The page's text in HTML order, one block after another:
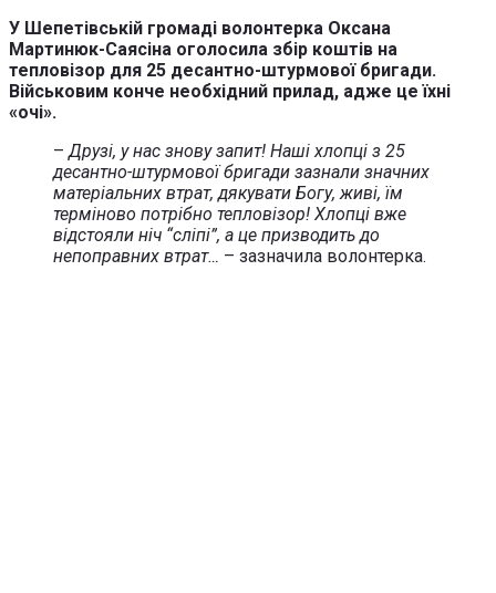
У Шепетівській громаді волонтерка Оксана
Мартинюк-Саясіна оголосила збір коштів на
тепловізор для 25 десантно-штурмової бригади.
Військовим конче необхідний прилад, адже це їхні
«очі».
–Друзі, у нас знову запит! Наші хлопці з 25
десантно-штурмової бригади зазнали значних
матеріальних втрат, дякувати Богу, живі, їм
терміново потрібно тепловізор! Хлопці вже
відстояли ніч “сліпі”, а це призводить до
непоправних втрат… – зазначила волонтерка.